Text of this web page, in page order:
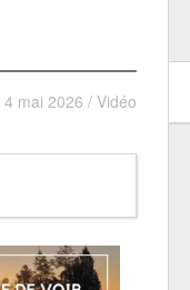
4 mai 2026 / Vidéo